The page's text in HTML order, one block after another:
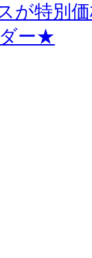
が特別
ー★